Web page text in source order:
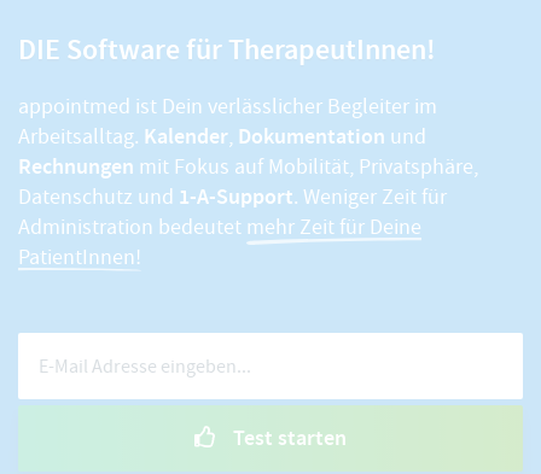
DIE Software für TherapeutInnen!
appointmed ist Dein verlässlicher Begleiter im
Arbeitsalltag. Kalender, Dokumentation und
Rechnungen mit Fokus auf Mobilität, Privatsphäre,
Datenschutz und 1-A-Support. Weniger Zeit für
Administration bedeutet mehr Zeit für Deine
PatientInnen!
Test starten